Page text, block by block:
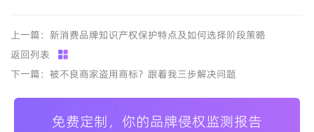
上一篇：新消费品牌知识产权保护特点及如何选择阶段策略
返回列表
下一篇：被不良商家盗用商标？跟着我三步解决问题
免费定制，你的品牌侵权监测报告